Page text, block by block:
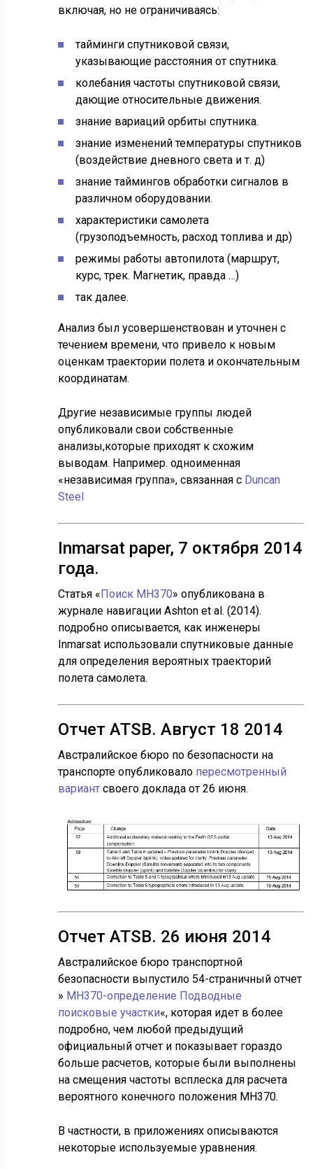
включая, но не ограничиваясь:
тайминги спутниковой связи,
указывающие расстояния от спутника.
колебания частоты спутниковой связи,
дающие относительные движения.
знание вариаций орбиты спутника.
знание изменений температуры спутников
(воздействие дневного света и т. д)
знание таймингов обработки сигналов в
различном оборудовании.
характеристики самолета
(грузоподъемность, расход топлива и др)
режимы работы автопилота (маршрут,
курс, трек. Магнетик, правда …)
так далее.
Анализ был усовершенствован и уточнен с
течением времени, что привело к новым
оценкам траектории полета и окончательным
координатам.
Другие независимые группы людей
опубликовали свои собственные
анализы,которые приходят к схожим
выводам. Например. одноименная
«независимая группа», связанная с Duncan
Steel
Inmarsat paper, 7 октября 2014
года.
Статья «Поиск MH370» опубликована в
журнале навигации Ashton et al. (2014).
подробно описывается, как инженеры
Inmarsat использовали спутниковые данные
для определения вероятных траекторий
полета самолета.
Отчет ATSB. Август 18 2014
Австралийское бюро по безопасности на
транспорте опубликовало пересмотренный
вариантсвоего доклада от 26 июня.
Отчет ATSB. 26 июня 2014
Австралийское бюро транспортной
безопасности выпустило 54-страничный отчет
» MH370-определение Подводные
поисковые участки«, которая идет в более
подробно, чем любой предыдущий
официальный отчет и показывает гораздо
больше расчетов, которые были выполнены
на смещения частоты всплеска для расчета
вероятного конечного положения MH370.
В частности, в приложениях описываются
некоторые используемые уравнения.